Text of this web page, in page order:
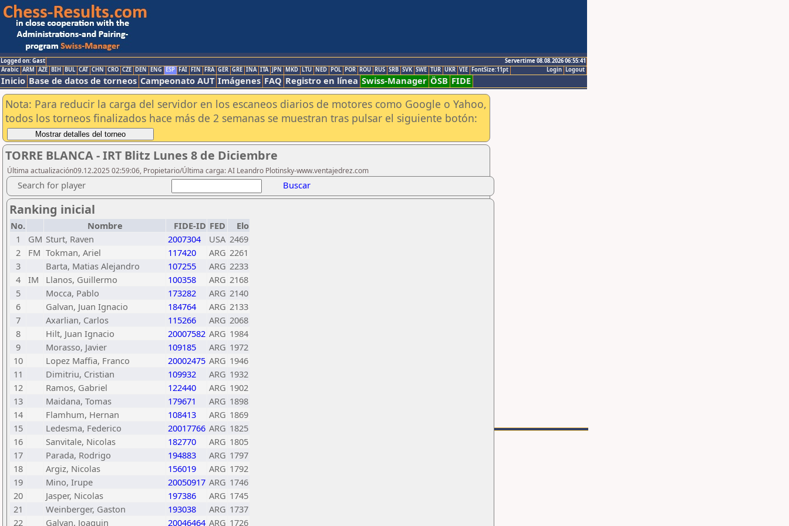
Logged on: Gast
Servertime 08.08.2026 06:55:41
Logout
Login
Arabic ARM AZE BIH BUL CAT CHN CRO CZE DEN ENG ESP FAI FIN FRA GER GRE INA ITA JPN MKD LTU NED POL POR ROU RUS SRB SVK SWE TUR UKR VIE FontSize:11pt
Inicio Base de datos de torneos Campeonato AUT Imágenes FAQ Registro en línea Swiss-Manager ÖSB FIDE
Nota: Para reducir la carga del servidor en los escaneos diarios de motores como Google o Yahoo,
todos los torneos finalizados hace más de 2 semanas se muestran tras pulsar el siguiente botón:
TORRE BLANCA - IRT Blitz Lunes 8 de Diciembre
Última actualización09.12.2025 02:59:06, Propietario/Última carga: AI Leandro Plotinsky-www.ventajedrez.com
Search for player Buscar
Ranking inicial
No. Nombre FIDE-ID FED
Elo
1
GM Sturt, Raven 2007304 USA 2469
2
FM Tokman, Ariel 117420 ARG 2261
3
Barta, Matias Alejandro 107255 ARG 2233
4
IM Llanos, Guillermo 100358 ARG 2168
5
Mocca, Pablo 173282 ARG 2140
6
Galvan, Juan Ignacio 184764 ARG 2133
7
Axarlian, Carlos 115266 ARG 2068
8
Hilt, Juan Ignacio 20007582 ARG 1984
9
Morasso, Javier 109185 ARG 1972
10
Lopez Maffia, Franco 20002475 ARG 1946
11
Dimitriu, Cristian 109932 ARG 1932
12
Ramos, Gabriel 122440 ARG 1902
13
Maidana, Tomas 179671 ARG 1898
14
Flamhum, Hernan 108413 ARG 1869
15
Ledesma, Federico 20017766 ARG 1825
16
Sanvitale, Nicolas 182770 ARG 1805
17
Parada, Rodrigo 194883 ARG 1797
18
Argiz, Nicolas 156019 ARG 1792
19
Mino, Irupe 20050917 ARG 1746
20
Jasper, Nicolas 197386 ARG 1745
21
Weinberger, Gaston 193038 ARG 1737
22
Galvan, Joaquin 20046464 ARG 1726